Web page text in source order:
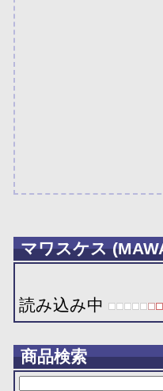
マワスケス
読み込み中
商品検索